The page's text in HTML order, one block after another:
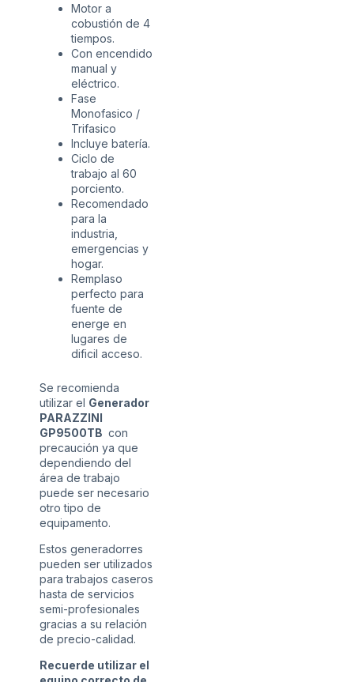
Motor a
cobustión de 4
tiempos.
Con encendido
manual y
eléctrico.
Fase
Monofasico /
Trifasico
Incluye batería.
Ciclo de
trabajo al 60
porciento.
Recomendado
para la
industria,
emergencias y
hogar.
Remplaso
perfecto para
fuente de
energe en
lugares de
dificil acceso.
Se recomienda
utilizar el Generador
PARAZZINI
GP9500TB con
precaución ya que
dependiendo del
área de trabajo
puede ser necesario
otro tipo de
equipamento.
Estos generadorres
pueden ser utilizados
para trabajos caseros
hasta de servicios
semi-profesionales
gracias a su relación
de precio-calidad.
Recuerde utilizar el